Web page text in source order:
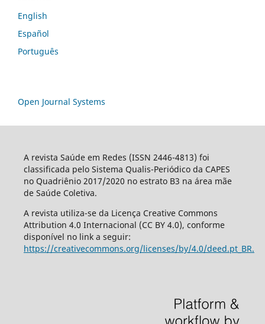
English
Español
Português
Open Journal Systems
A revista Saúde em Redes (ISSN 2446-4813) foi
classificada pelo Sistema Qualis-Periódico da CAPES
no Quadriênio 2017/2020 no estrato B3 na área mãe
de Saúde Coletiva.
A revista utiliza-se da Licença Creative Commons
Attribution 4.0 Internacional (CC BY 4.0), conforme
disponível no link a seguir:
https://creativecommons.org/licenses/by/4.0/deed.pt_BR.